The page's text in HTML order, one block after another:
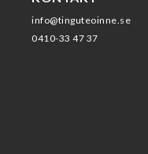
info@tinguteoinne.se
0410-33 47 37